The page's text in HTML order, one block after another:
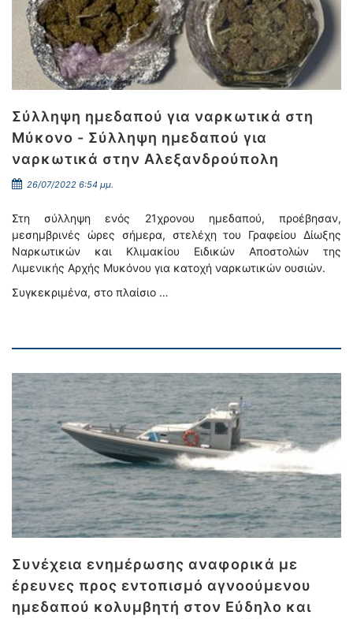
Σύλληψη ημεδαπού για ναρκωτικά στη
Μύκονο - Σύλληψη ημεδαπού για
ναρκωτικά στην Αλεξανδρούπολη
26/07/2022 6:54 μμ.
Στη σύλληψη ενός 21χρονου ημεδαπού, προέβησαν,
μεσημβρινές ώρες σήμερα, στελέχη του Γραφείου Δίωξης
Ναρκωτικών και Κλιμακίου Ειδικών Αποστολών της
Λιμενικής Αρχής Μυκόνου για κατοχή ναρκωτικών ουσιών.
Συγκεκριμένα, στο πλαίσιο …
Συνέχεια ενημέρωσης αναφορικά με
έρευνες προς εντοπισμό αγνοούμενου
ημεδαπού κολυμβητή στον Εύδηλο και